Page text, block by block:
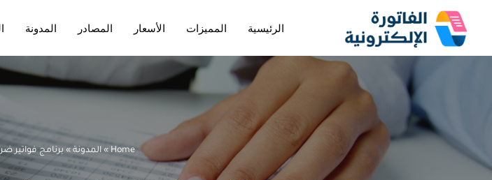
تخطى
إلى
الرئيسية المميزات الأسعار المصادر المدونة
Home
»المدونة » برنامج فواتير